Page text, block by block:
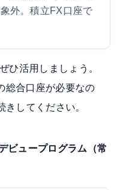
外。積立FX口座で
ひ活用しましょう。
総合口座が必要なの
してください。
ビュープログラム（常